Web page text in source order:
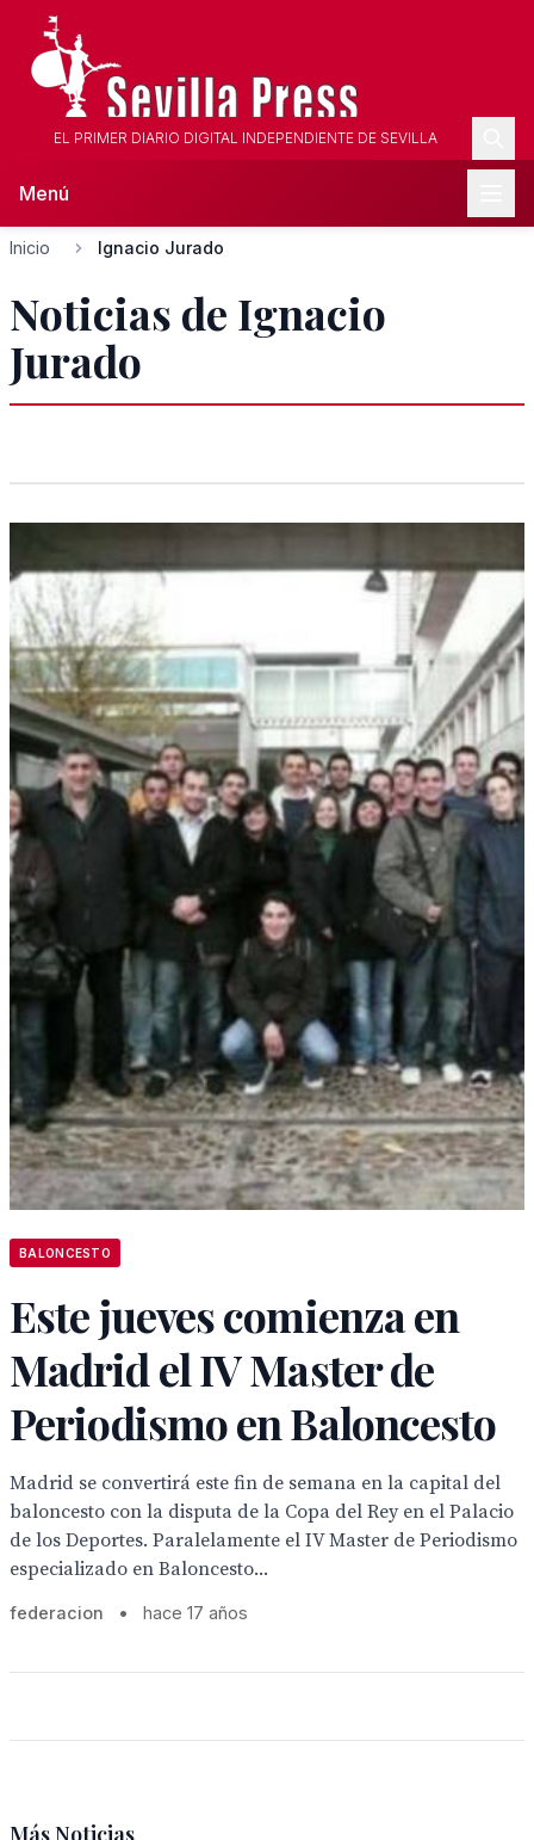
EL PRIMER DIARIO DIGITAL INDEPENDIENTE DE SEVILLA
Menú
Inicio Ignacio Jurado
Noticias de Ignacio
Jurado
BALONCESTO
Este jueves comienza en
Madrid el IV Master de
Periodismo en Baloncesto
Madrid se convertirá este fin de semana en la capital del
baloncesto con la disputa de la Copa del Rey en el Palacio
de los Deportes. Paralelamente el IV Master de Periodismo
especializado en Baloncesto...
federacion • hace 17 años
Más Noticias